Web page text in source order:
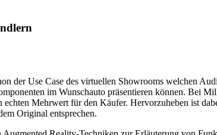
der Use Case des virtuellen Showrooms welchen
im Wunschauto präsentieren können. Bei
echten Mehrwert für den Käufer. Hervorzuheben ist
Original entsprechen.